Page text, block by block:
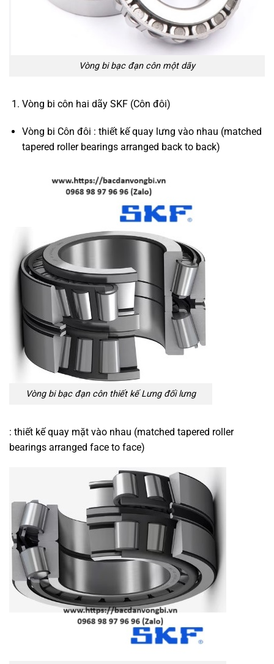
Vòng bi bạc đạn côn một dãy
Vòng bi côn hai dãy SKF (Côn đôi)
Vòng bi Côn đôi : thiết kế quay lưng vào nhau (matched
tapered roller bearings arranged back to back)
Vòng bi bạc đạn côn thiết kế Lưng đối lưng
: thiết kế quay mặt vào nhau (matched tapered roller
bearings arranged face to face)